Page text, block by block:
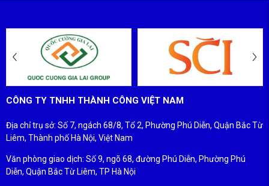
CÔNG TY TNHH THÀNH CÔNG VIỆT NAM
Địa chỉ trụ sở: Số 7, ngách 68/8, Tổ 2, Phường Phú Diễn, Quận Bắc Từ
Liêm, Thành phố Hà Nội, Việt Nam
Văn phòng giao dịch: Số 9, ngõ 68, đường Phú Diễn, Phường Phú
Diễn, Quận Bắc Từ Liêm, TP Hà Nội